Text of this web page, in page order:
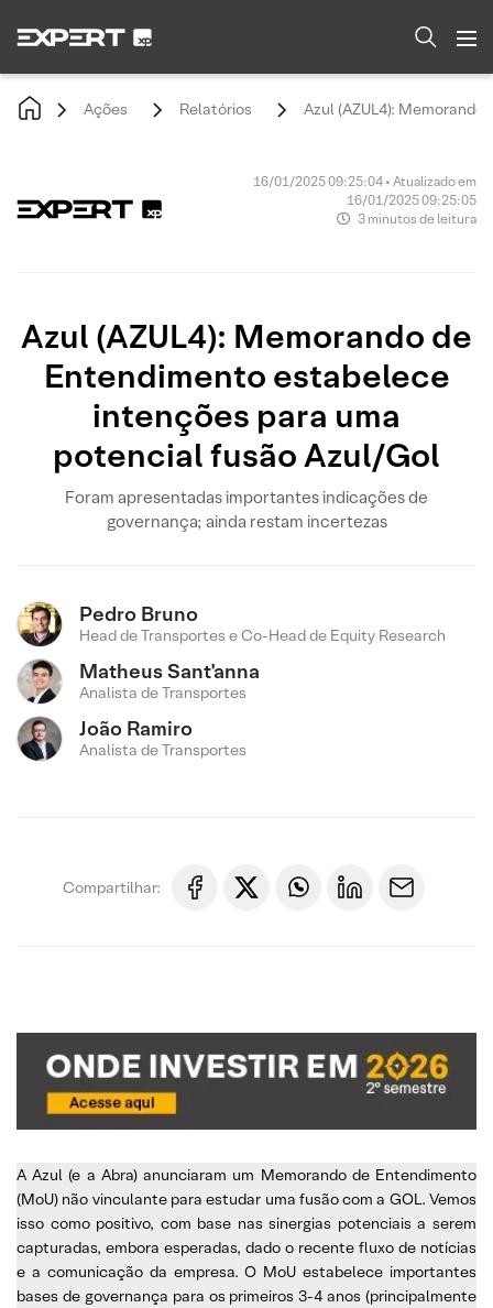
Ações Relatórios Azul (AZUL4):
16/01/2025 09:25:04 • Atualizado em
16/01/2025 09:25:05
3 minutos de leitura
Azul (AZUL4): Memorando de
Entendimento estabelece
intenções para uma
potencial fusão Azul/Gol
Foram apresentadas importantes indicações de
governança; ainda restam incertezas
Pedro Bruno
Head de Transportes e Co-Head de Equity Research
Matheus Sant'anna
Analista de Transportes
João Ramiro
Analista de Transportes
Compartilhar:
A Azul (e a Abra) anunciaram um Memorando de Entendimento
(MoU) não vinculante para estudar uma fusão com a GOL. Vemos
isso como positivo, com base nas sinergias potenciais a serem
capturadas, embora esperadas, dado o recente fluxo de notícias
e a comunicação da empresa. O MoU estabelece importantes
bases de governança para os primeiros 3-4 anos (principalmente